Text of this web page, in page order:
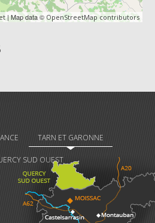
| Map data © OpenStreetMap contributors
TARN ET GARONNE
SUD OUEST